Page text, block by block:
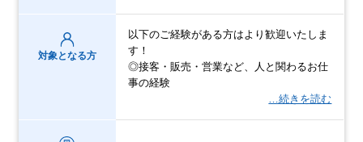
対象となる方
以下のご経験がある方はより歓迎いたしま
す！
◎接客・販売・営業など、人と関わるお仕
事の経験
…続きを読む